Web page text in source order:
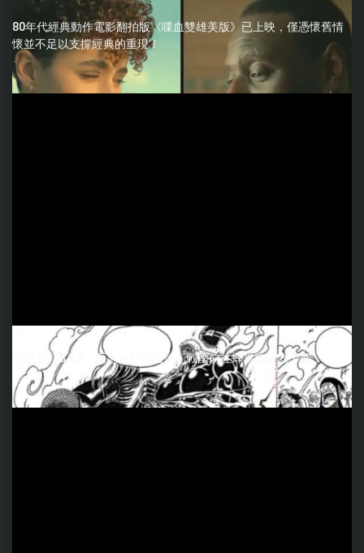
80年代經典動作電影翻拍版《喋血雙雄美版》已上映，僅憑懷舊情
懷並不足以支撐經典的重現！
海賊王1184話：雨之神秒殺山治，戰國前往蜂巢島營救卡普